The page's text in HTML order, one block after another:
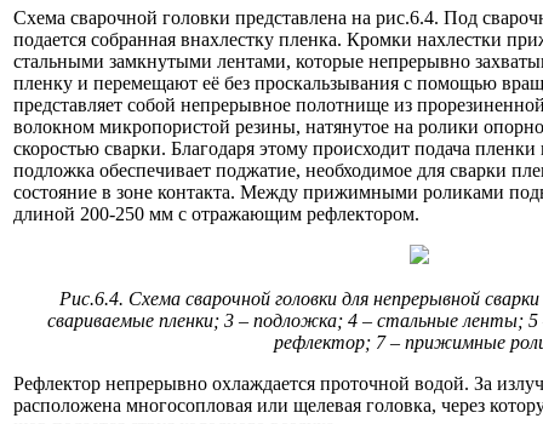
Схема сварочной головки представлена на рис.6.4. Под
подается собранная внахлестку пленка. Кромки нахлестки
стальными замкнутыми лентами, которые непрерывно
пленку и перемещают её без проскальзывания с помощью
представляет собой непрерывное полотнище из
волокном микропористой резины, натянутое на ролики
скоростью сварки. Благодаря этому происходит подача
подложка обеспечивает поджатие, необходимое для сварки
состояние в зоне контакта. Между прижимными роликами
длиной 200-250 мм с отражающим рефлектором.
Рис.6.4. Схема сварочной головки для непрерывной
свариваемые пленки; 3 – подложка; 4 – стальные ленты;
рефлектор; 7 – прижимные
Рефлектор непрерывно охлаждается проточной водой. За
расположена многосопловая или щелевая головка, через